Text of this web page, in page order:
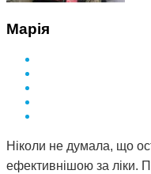
Марія
Ніколи не думала, що
ефективнішою за ліки.